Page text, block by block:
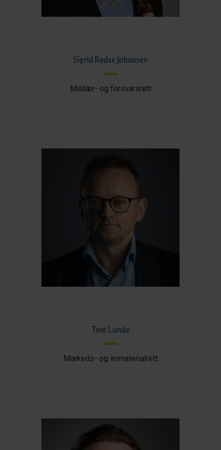
Sigrid Redse Johansen
Militær- og forsvarsrett
Tore Lunde
Markeds- og immaterialrett